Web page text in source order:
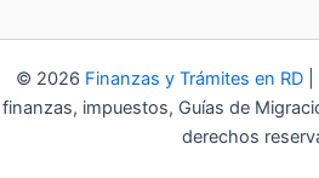
© 2026 Finanzas y Trámites en RD
finanzas, impuestos, Guías de
derechos